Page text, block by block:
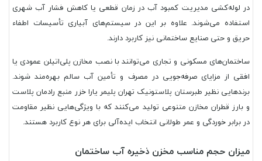
در لوله‌کشی مدیریت کمبود آب در زمان قطعی یا کاهش فشار آب شهری
استفاده می‌شوند. علاوه بر این در سیستم‌های آبیاری تأسیسات اطفاء
حریق و حتی صنایع ساختمانی نیز کاربرد دارند.
ساختمان‌های مسکونی و تجاری می‌توانند با نصب مخازن پلی‌اتیلن عمودی یا
افقی از مزایای صرفه‌جویی در مصرف و تأمین آب سالم بهره‌مند شوند.
برندهایی نظیر طبرستان پلاستونیک تهران پلیمر یارا خزر منبع رادمان پلاست
و بارز قطران مخازن متنوعی تولید می‌کنند که با ویژگی‌هایی نظیر مقاومت
در برابر خوردگی و عمر طولانی انتخاب ایده‌آلی برای هر نوع کاربرد هستند.
میزان حجم مناسب مخزن ذخیره آب ساختمان